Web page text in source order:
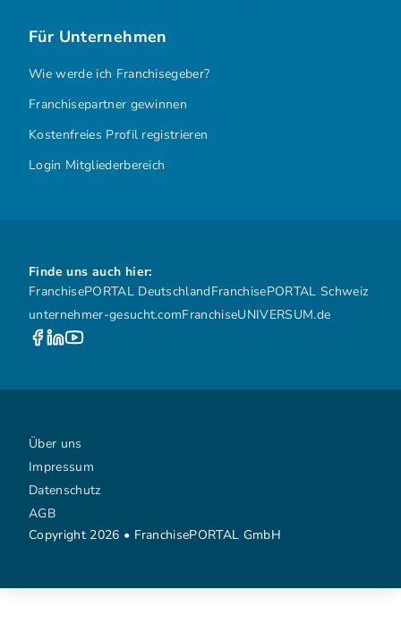
Für Unternehmen
Wie werde ich Franchisegeber?
Franchisepartner gewinnen
Kostenfreies Profil registrieren
Login Mitgliederbereich
Finde uns auch hier:
FranchisePORTAL DeutschlandFranchisePORTAL Schweiz
unternehmer-gesucht.comFranchiseUNIVERSUM.de
Copyright 2026 • FranchisePORTAL GmbH
Über uns
Impressum
Datenschutz
AGB